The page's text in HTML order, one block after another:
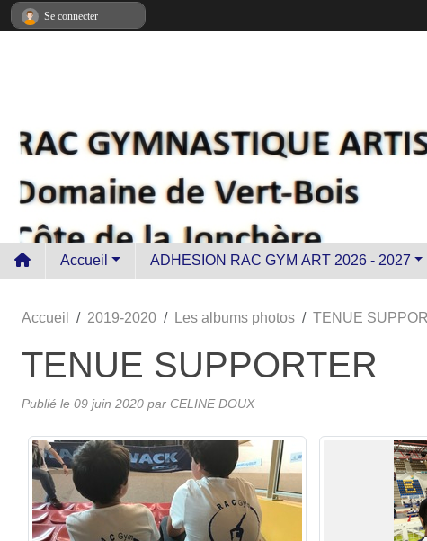
Accueil ADHESION RAC GYM ART 2026 - 2027
Accueil 2019-2020 Les albums photos TENUE
TENUE SUPPORTER
Publié le 09 juin 2020 par CELINE DOUX
Se connecter
Panneau de gestion des cookies